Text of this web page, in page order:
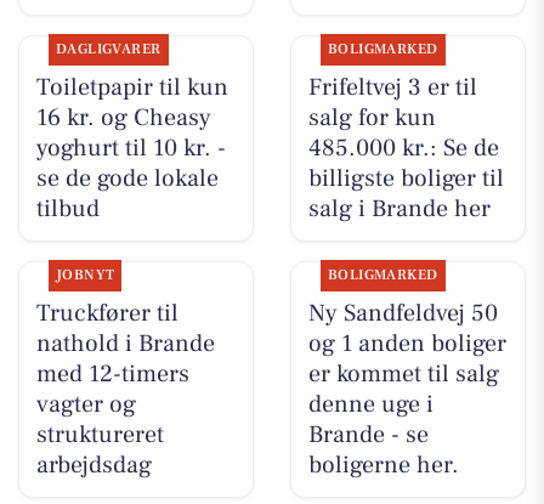
DAGLIGVARER
Toiletpapir til kun
16 kr. og Cheasy
yoghurt til 10 kr. -
se de gode lokale
tilbud
BOLIGMARKED
Frifeltvej 3 er til
salg for kun
485.000 kr.: Se de
billigste boliger til
salg i Brande her
JOBNYT
Truckfører til
nathold i Brande
med 12-timers
vagter og
struktureret
arbejdsdag
BOLIGMARKED
Ny Sandfeldvej 50
og 1 anden boliger
er kommet til salg
denne uge i
Brande - se
boligerne her.